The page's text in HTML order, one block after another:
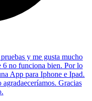
y me gusta mucho
6 no funciona bien. Por lo
App para Iphone e Ipad.
Gracias